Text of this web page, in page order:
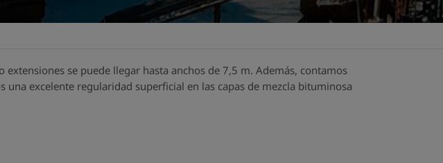
se puede llegar hasta anchos de 7,5 m. Además, contamos
excelente regularidad superficial en las capas de mezcla bituminosa